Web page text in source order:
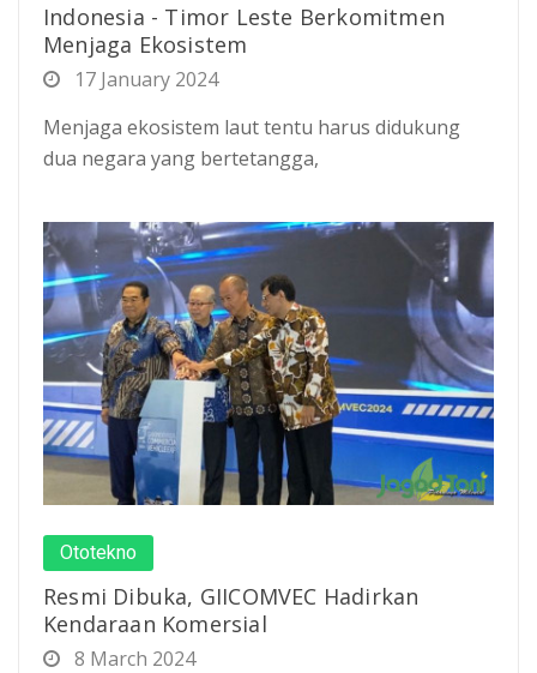
Indonesia - Timor Leste Berkomitmen
Menjaga Ekosistem
17 January 2024
Menjaga ekosistem laut tentu harus didukung
dua negara yang bertetangga,
Ototekno
Resmi Dibuka, GIICOMVEC Hadirkan
Kendaraan Komersial
8 March 2024